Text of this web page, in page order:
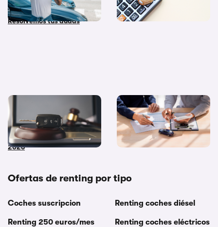
stock y coche de Km 0?
Resolvemos tus dudas
su compra?
Coches de subasta pública:
dónde y cómo comprar
coches embargados en
2026
Diferencias entre
financiación y renting ¿Cuál
me interesa más?
Ofertas de renting por tipo
Coches suscripcion
Renting 250 euros/mes
Renting coches diésel
Renting coches eléctricos